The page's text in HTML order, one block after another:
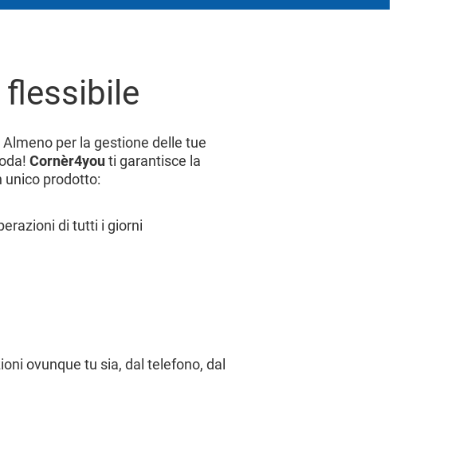
per la gestione delle tue
Cornèr4youti garantisce la
unico prodotto:
di tutti i giorni
ovunque tu sia, dal telefono, dal